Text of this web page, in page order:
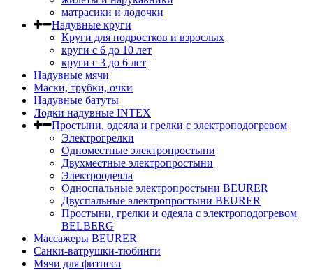
матрасики и лодочки
Надувные круги
Круги для подростков и взрослых
круги с 6 до 10 лет
круги c 3 до 6 лет
Надувные мячи
Маски, трубки, очки
Надувные батуты
Лодки надувные INTEX
Простыни, одеяла и грелки с электроподогревом
Электрогрелки
Одноместные электропростыни
Двухместные электропростыни
Электроодеяла
Односпальные электропростыни BEURER
Двуспальные электропростыни BEURER
Простыни, грелки и одеяла с электроподогревом
BELBERG
Массажеры BEURER
Санки-ватрушки-тюбинги
Мячи для фитнеса